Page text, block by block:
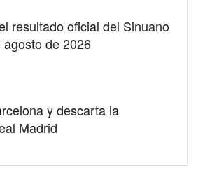
resultado oficial del Sinuano
de 2026
y descarta la
Madrid